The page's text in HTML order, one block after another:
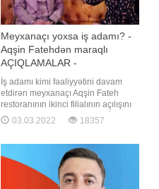
Meyxanaçı yoxsa iş adamı? -
Aqşin Fatehdən maraqlı
AÇIQLAMALAR -
VİDEOMÜSAHİBƏ
İş adamı kimi fəaliyyətini davam
etdirən meyxanaçı Aqşin Fateh
restoranının ikinci filialının açılışını
edib. Tanınmış meyxanaçı BİG.AZ-a
özəl açıqlamalar verib. Müxbirimizin
iş fəaliyyətindən danışaraq,
meyxana aləmini tərk etmək fikrində
olmadığını vurğulayıb. Dah
03.03.2022 18357